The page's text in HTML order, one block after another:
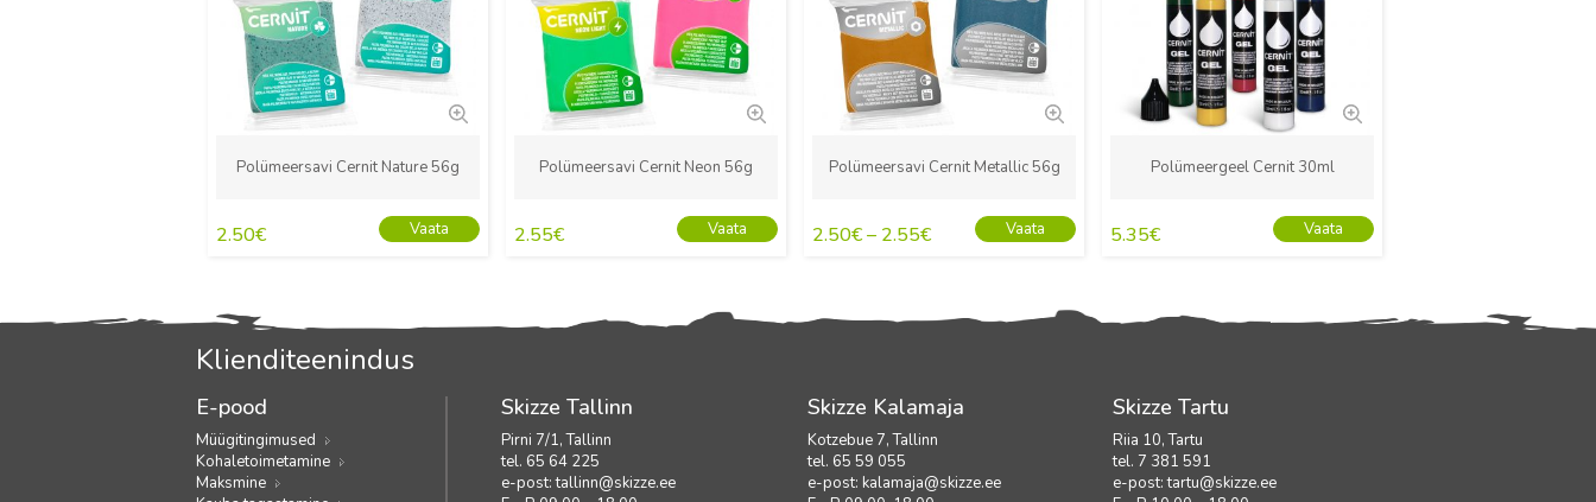
Polümeersavi Cernit Nature 56g
2.50€ Vaata
Polümeersavi Cernit Neon 56g
2.55€ Vaata
Polümeersavi Cernit Metallic 56g
2.50€– 2.55€ Vaata
Polümeergeel Cernit 30ml
5.35€ Vaata
Klienditeenindus
E-pood
Müügitingimused
Kohaletoimetamine
Maksmine
Skizze Tallinn
Pirni 7/1, Tallinn
tel. 65 64 225
e-post:tallinn@skizze.ee
Skizze Kalamaja
Kotzebue 7, Tallinn
tel. 65 59 055
e-post: kalamaja@skizze.ee
Skizze Tartu
Riia 10, Tartu
tel. 7 381 591
e-post:tartu@skizze.ee